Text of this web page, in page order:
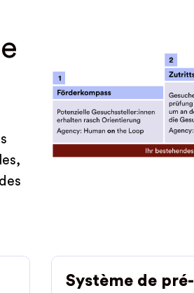
Système de pré-